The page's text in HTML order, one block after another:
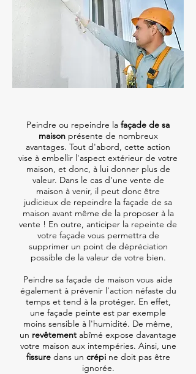
Peindre ou repeindre la façade de sa
maisonprésente de nombreux
avantages. Tout d'abord, cette action
vise à embellir l'aspect extérieur de votre
maison, et donc, à lui donner plus de
valeur. Dans le cas d'une vente de
maison à venir, il peut donc être
judicieux de repeindre la façade de sa
maison avant même de la proposer à la
vente ! En outre, anticiper la repeinte de
votre façade vous permettra de
supprimer un point de dépréciation
possible de la valeur de votre bien.
Peindre sa façade de maison vous aide
également à prévenir l'action néfaste du
temps et tend à la protéger. En effet,
une façade peinte est par exemple
moins sensible à l'humidité. De même,
un revêtement abîmé expose davantage
votre maison aux intempéries. Ainsi, une
fissuredans un crépine doit pas être
ignorée.